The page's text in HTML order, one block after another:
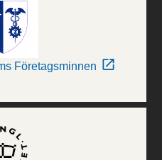
Företagsminnen